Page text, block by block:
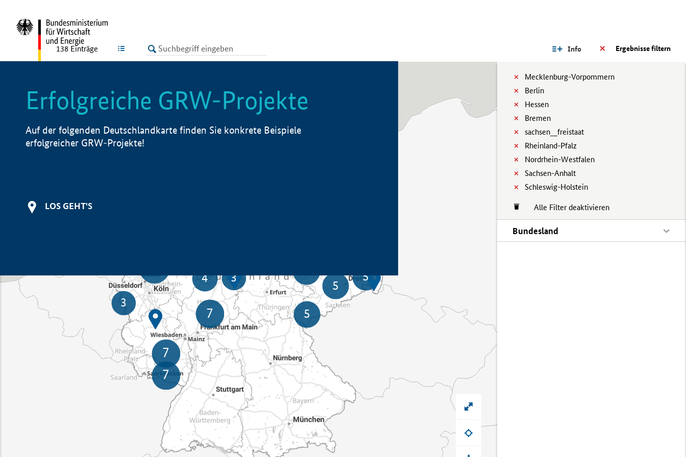
LISTE Ergebnisse filtern
Info
Mecklenburg-Vorpommern
Berlin
Hessen
Bremen
sachsen__freistaat
Rheinland-Pfalz
Nordrhein-Westfalen
Sachsen-Anhalt
Schleswig-Holstein
Alle Filter deaktivieren
Bundesland
138 Einträge
Erfolgreiche GRW-Projekte
Auf der folgenden Deutschlandkarte finden Sie konkrete Beispiele
erfolgreicher GRW-Projekte!
LOS GEHT'S